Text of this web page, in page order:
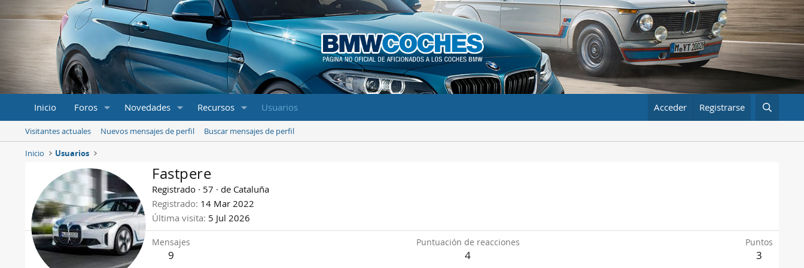
Inicio Foros Novedades Recursos Usuarios Acceder Registrarse
Visitantes actuales Nuevos mensajes de perfil Buscar mensajes de perfil
Inicio Usuarios
Fastpere
Registrado · 57 · de Cataluña
Registrado 14 Mar 2022
Última visita 5 Jul 2026
Mensajes
9
Puntuación de reacciones
4
Puntos
3